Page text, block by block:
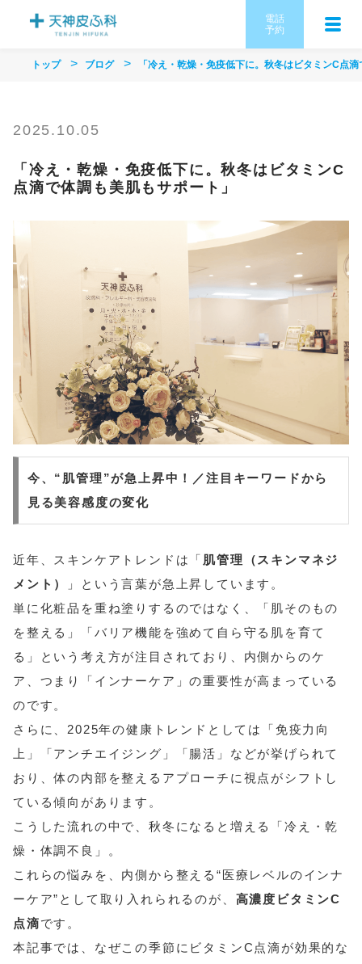
電話
予約
トップ ブログ 「冷え・乾燥・免疫低下に。秋冬はビタミンC点
2025.10.05
「冷え・乾燥・免疫低下に。秋冬はビタミンC
点滴で体調も美肌もサポート」
今、“肌管理”が急上昇中！／注目キーワードから
見る美容感度の変化
近年、スキンケアトレンドは「 肌管理（スキンマネジ
メント）
」という言葉が急上昇しています。
単に化粧品を重ね塗りするのではなく、「肌そのもの
を整える」「バリア機能を強めて自ら守る肌を育て
る」という考え方が注目されており、内側からのケ
ア、つまり「インナーケア」の重要性が高まっている
のです。
さらに、2025年の健康トレンドとしては「免疫力向
上」「アンチエイジング」「腸活」などが挙げられて
おり、体の内部を整えるアプローチに視点がシフトし
ている傾向があります。
こうした流れの中で、秋冬になると増える「冷え・乾
燥・体調不良」。
これらの悩みを、内側から整える“医療レベルのインナ
ーケア”として取り入れられるのが、 高濃度ビタミンC
点滴です。
本記事では、なぜこの季節にビタミンC点滴が効果的な